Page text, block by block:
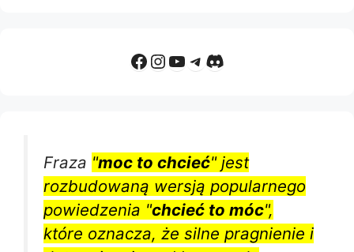
Facebook
Instagram
YouTube
Telegram
Discord
Fraza "moc to chcieć" jest
rozbudowaną wersją popularnego
powiedzenia "chcieć to móc",
które oznacza, że silne pragnienie i